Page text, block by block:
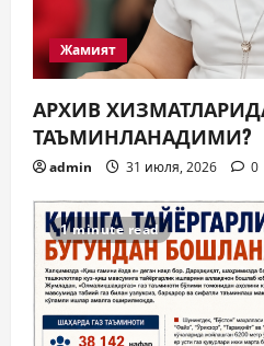
Жамият
АРХИВ
ТАЪМИНЛАНАДИМИ?
admin 31 июля, 2026 0
1 minute read